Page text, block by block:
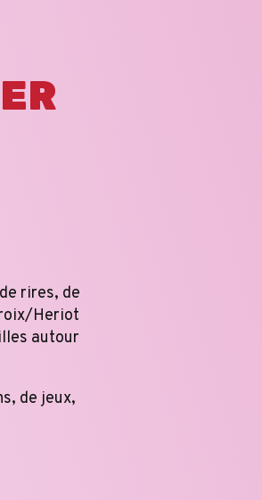
rires, de
Heriot
autour
de jeux,